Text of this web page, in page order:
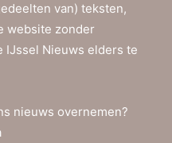
van) teksten,
website zonder
IJssel Nieuws elders te
nieuws overnemen?